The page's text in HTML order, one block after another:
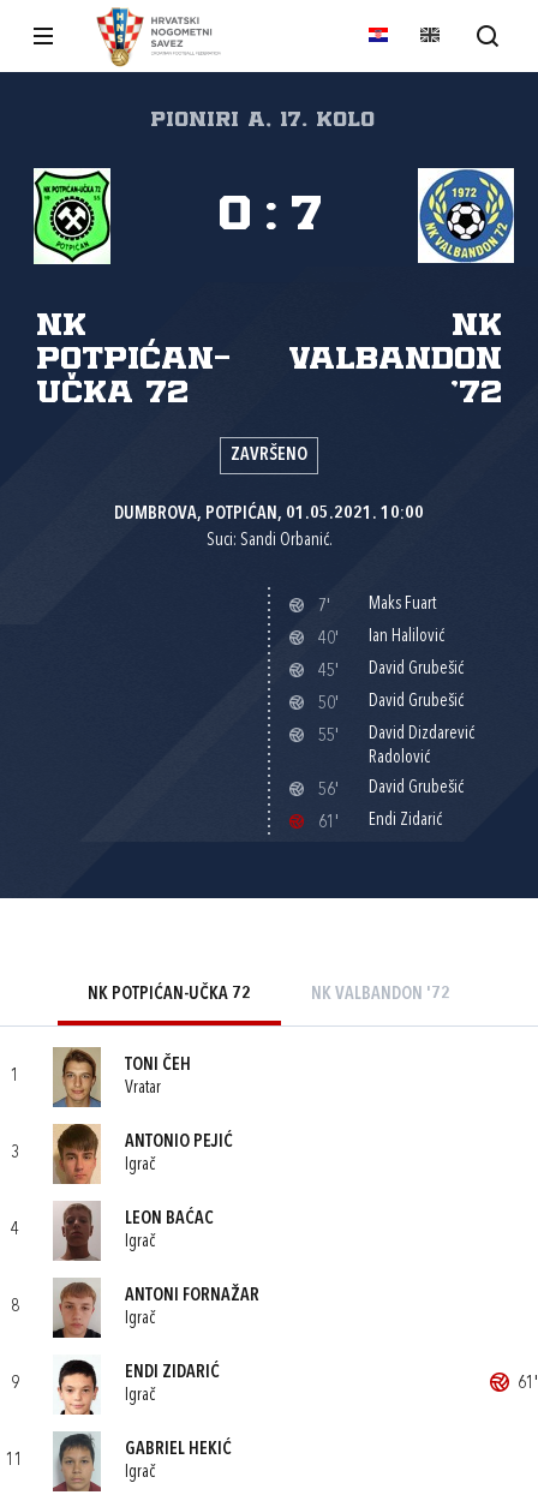
PIONIRI A, 17. kolo
NK
Potpićan-
Učka 72
NK
Valbandon
'72
0 : 7
ZAVRŠENO
DUMBROVA, POTPIĆAN, 01.05.2021. 10:00
Suci: Sandi Orbanić.
7'
Maks Fuart
40'
Ian Halilović
45'
David Grubešić
50'
David Grubešić
55'
David Dizdarević
Radolović
56'
David Grubešić
61'
Endi Zidarić
NK POTPIĆAN-UČKA 72 NK VALBANDON '72
1
TONI ČEH
Vratar
3
ANTONIO PEJIĆ
Igrač
4
LEON BAĆAC
Igrač
8
ANTONI FORNAŽAR
Igrač
9
ENDI ZIDARIĆ
Igrač
61'
11
GABRIEL HEKIĆ
Igrač